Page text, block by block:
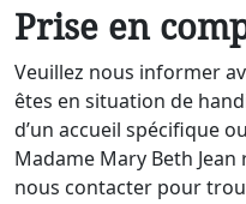
Prise en
Veuillez nous informer
êtes en situation de
d’un accueil spécifique
Madame Mary Beth
nous contacter pour